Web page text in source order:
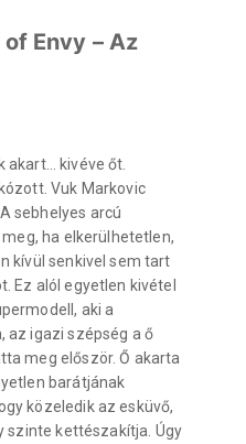
Envy – Az
akart… kivéve őt.
Vuk Markovic
sebhelyes arcú
ha elkerülhetetlen,
kívül senkivel sem tart
Ez alól egyetlen kivétel
aki a
az igazi szépség a ő
meg először. Ő akarta
barátjának
közeledik az esküvő,
szinte kettészakítja. Úgy